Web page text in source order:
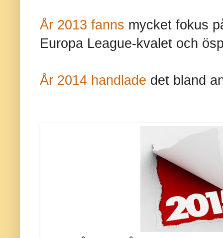
År 2013 fanns mycket fokus
Europa League-kvalet och
År 2014 handlade det bland